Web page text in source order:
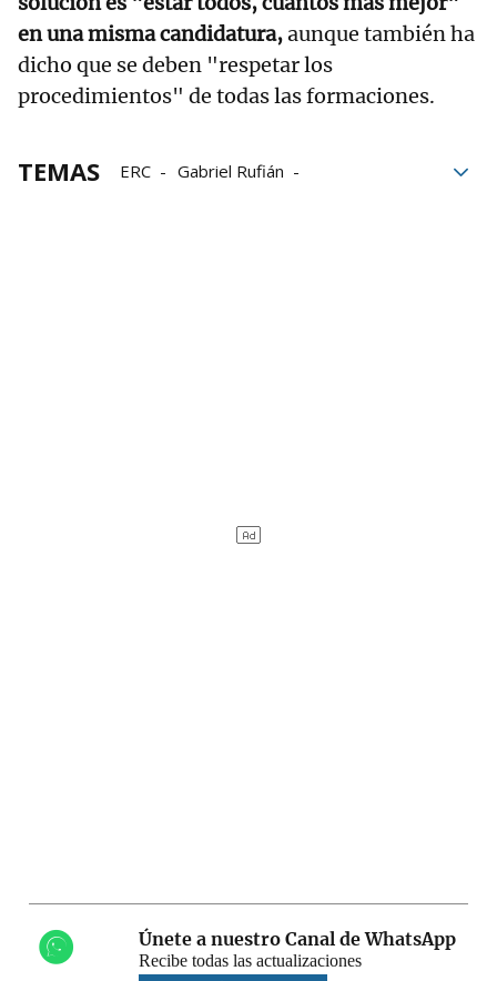
en una misma candidatura,aunque también ha
dicho que se deben "respetar los
procedimientos" de todas las formaciones.
TEMAS ERC
Gabriel Rufián
Únete a nuestro Canal de WhatsApp
Recibe todas las actualizaciones